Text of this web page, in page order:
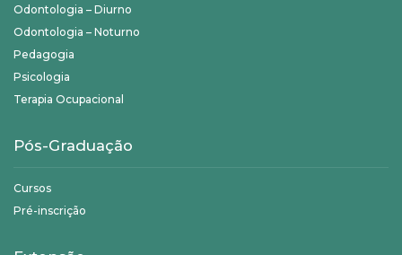
Odontologia – Diurno
Odontologia – Noturno
Pedagogia
Psicologia
Terapia Ocupacional
Pós-Graduação
Cursos
Pré-inscrição